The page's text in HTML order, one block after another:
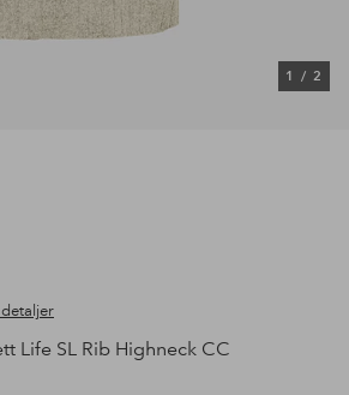
1 / 2
Life SL Rib Highneck CC